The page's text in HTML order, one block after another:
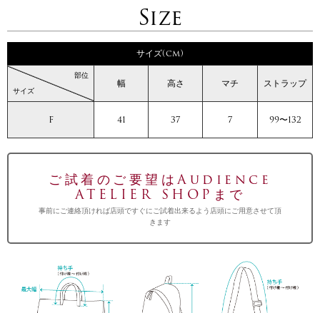
Size
サイズ(cm)
サイズ
部位
幅 高さ マチ ストラップ
F 41 37 7 99〜132
ご試着のご要望はAudience
ATELIER SHOPまで
事前にご連絡頂ければ店頭ですぐにご試着出来るよう店頭にご用意させて頂
きます